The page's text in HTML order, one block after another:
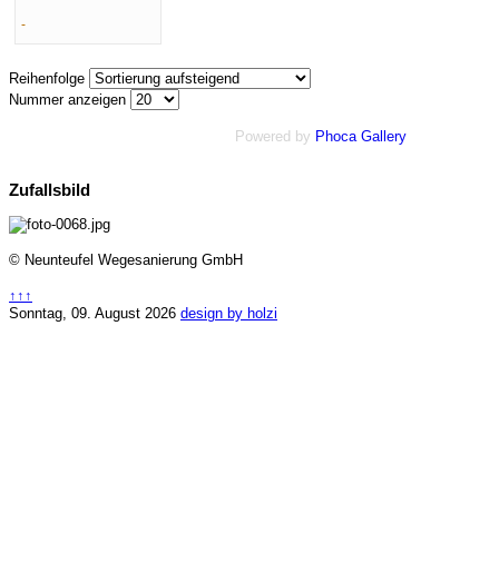
-
Reihenfolge
Nummer anzeigen
Powered by Phoca Gallery
Zufallsbild
© Neunteufel Wegesanierung GmbH
↑↑↑
Sonntag, 09. August 2026 design by holzi